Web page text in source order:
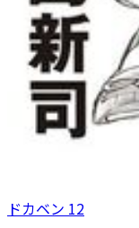
ドカベン 12